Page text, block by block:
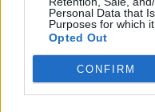
Personal Data that
Purposes for which
Opted Out
CONFIRM